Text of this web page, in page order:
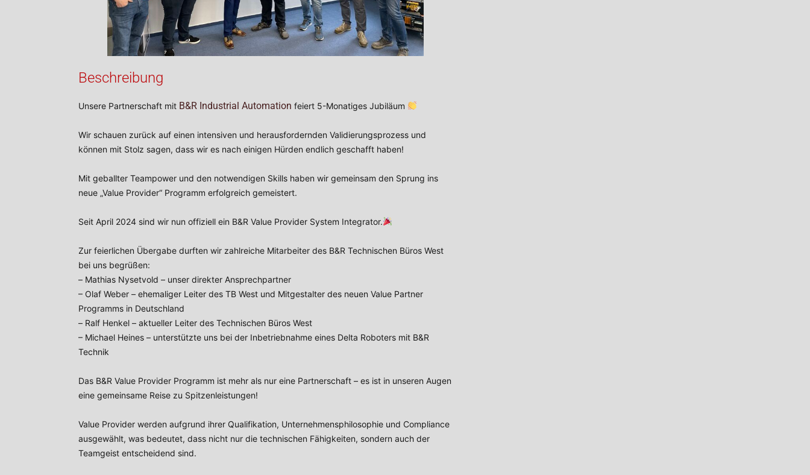
Beschreibung
Unsere Partnerschaft mit B&R Industrial Automation feiert 5-Monatiges Jubiläum
Wir schauen zurück auf einen intensiven und herausfordernden Validierungsprozess und
können mit Stolz sagen, dass wir es nach einigen Hürden endlich geschafft haben!
Mit geballter Teampower und den notwendigen Skills haben wir gemeinsam den Sprung ins
neue „Value Provider“ Programm erfolgreich gemeistert.
Seit April 2024 sind wir nun offiziell ein B&R Value Provider System Integrator.
Zur feierlichen Übergabe durften wir zahlreiche Mitarbeiter des B&R Technischen Büros West
bei uns begrüßen:
– Mathias Nysetvold – unser direkter Ansprechpartner
– Olaf Weber – ehemaliger Leiter des TB West und Mitgestalter des neuen Value Partner
Programms in Deutschland
– Ralf Henkel – aktueller Leiter des Technischen Büros West
– Michael Heines – unterstützte uns bei der Inbetriebnahme eines Delta Roboters mit B&R
Technik
Das B&R Value Provider Programm ist mehr als nur eine Partnerschaft – es ist in unseren Augen
eine gemeinsame Reise zu Spitzenleistungen!
Value Provider werden aufgrund ihrer Qualifikation, Unternehmensphilosophie und Compliance
ausgewählt, was bedeutet, dass nicht nur die technischen Fähigkeiten, sondern auch der
Teamgeist entscheidend sind.